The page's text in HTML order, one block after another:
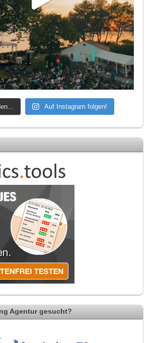
Auf Instagram folgen!
Agentur gesucht?